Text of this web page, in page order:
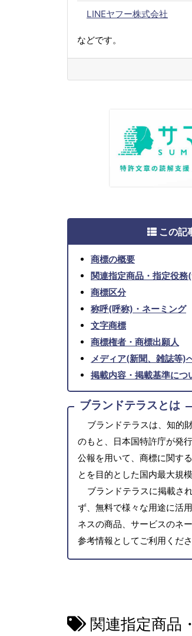
LINEヤフー株式会社
などです。
この記
商標の概要
関連指定商品・指定役務
商標区分
称呼(呼称)・ネーミング
文字商標
商標権者・商標出願人
メディア(新聞、雑誌等)
掲載内容・掲載基準につ
ブランドテラスとは
ブランドテラスは、知的
のもと、日本国特許庁が発
公報を用いて、商標に関す
とを目的とした国内最大規
ブランドテラスに掲載さ
ず、無料で様々な用途に活
ネスの商品、サービスのネ
参考情報としてご利用くださ
関連指定商品